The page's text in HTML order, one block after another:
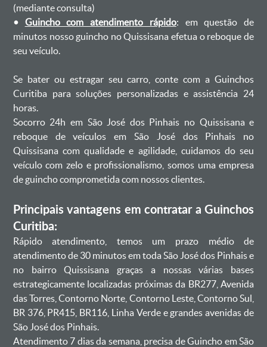
(mediante consulta)
• Guincho com atendimento rápido: em questão de
minutos nosso guincho no Quissisana efetua o reboque de
seu veículo.
Se bater ou estragar seu carro, conte com a Guinchos
Curitiba para soluções personalizadas e assistência 24
horas.
Socorro 24h em São José dos Pinhais no Quissisana e
reboque de veículos em São José dos Pinhais no
Quissisana com qualidade e agilidade, cuidamos do seu
veículo com zelo e profissionalismo, somos uma empresa
de guincho comprometida com nossos clientes.
Principais vantagens em contratar a Guinchos
Curitiba:
Rápido atendimento, temos um prazo médio de
atendimento de 30 minutos em toda São José dos Pinhais e
no bairro Quissisana graças a nossas várias bases
estrategicamente localizadas próximas da BR277, Avenida
das Torres, Contorno Norte, Contorno Leste, Contorno Sul,
BR 376, PR415, BR116, Linha Verde e grandes avenidas de
São José dos Pinhais.
Atendimento 7 dias da semana, precisa de Guincho em São